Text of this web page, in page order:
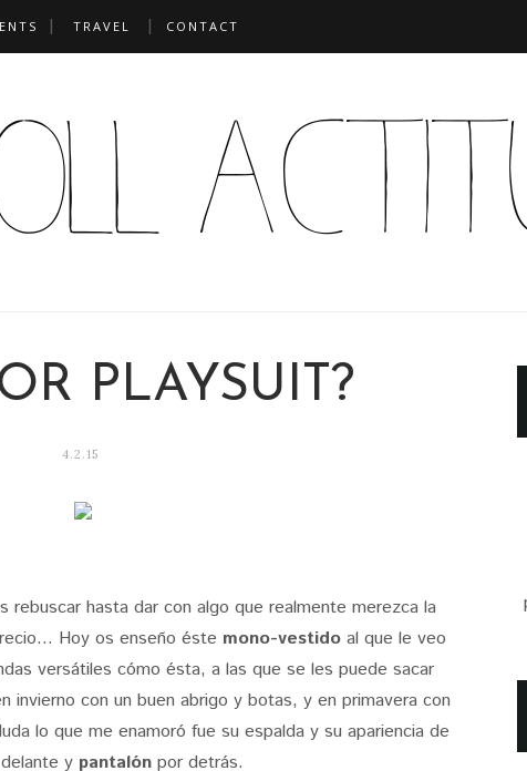
TRAVEL CONTACT
PLAYSUIT?
4.2.15
rebuscar hasta dar con algo que realmente merezca la
Hoy os enseño éste mono-vestido al que le veo
versátiles cómo ésta, a las que se les puede sacar
invierno con un buen abrigo y botas, y en primavera con
lo que me enamoró fue su espalda y su apariencia de
y pantalón por detrás.